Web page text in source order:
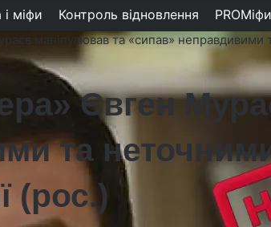
міфи Контроль відновлення PROМіфи
маніпулював та «сипав» неправдивими
Євген
та
(рос.)